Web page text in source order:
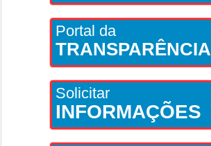
Portal da
TRANSPARÊNCIA
Solicitar
INFORMAÇÕES